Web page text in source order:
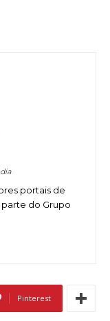
portais de
do Grupo
Pinterest